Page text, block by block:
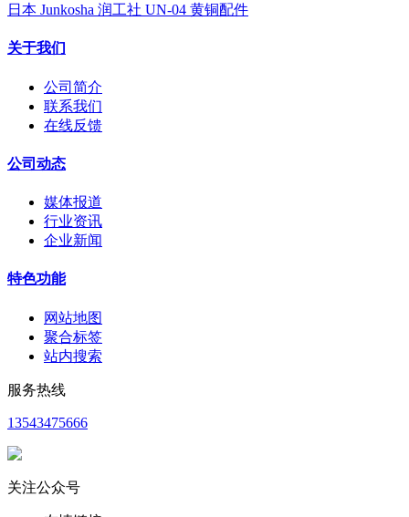
日本 Junkosha 润工社 UN-04 黄铜配件
关于我们
公司简介
联系我们
在线反馈
公司动态
媒体报道
行业资讯
企业新闻
特色功能
网站地图
聚合标签
站内搜索
服务热线
13543475666
关注公众号